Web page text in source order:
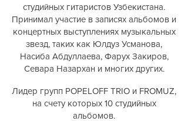
студийных гитаристов Узбекистана.
Принимал участие в записях альбомов и
концертных выступлениях музыкальных
звезд, таких как Юлдуз Усманова,
Насиба Абдуллаева, Фарух Закиров,
Севара Назархан и многих других.
Лидер групп POPELOFF TRIO и FROMUZ,
на счету которых 10 студийных
альбомов.